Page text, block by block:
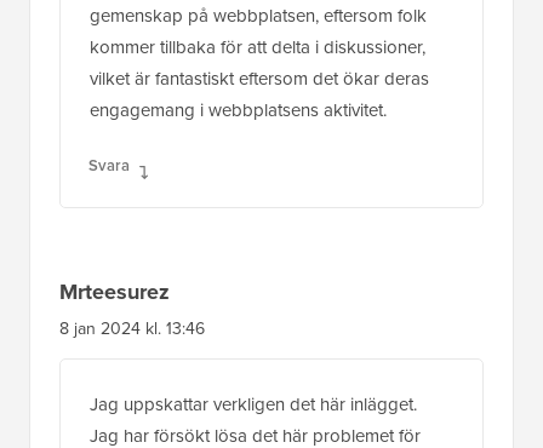
gemenskap på webbplatsen, eftersom folk
kommer tillbaka för att delta i diskussioner,
vilket är fantastiskt eftersom det ökar deras
engagemang i webbplatsens aktivitet.
Svara
Mrteesurez
8 jan 2024 kl. 13:46
Jag uppskattar verkligen det här inlägget.
Jag har försökt lösa det här problemet för